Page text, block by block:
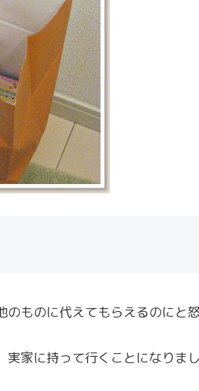
ものに代えてもらえるのにと怒
家に持って行くことになりまし